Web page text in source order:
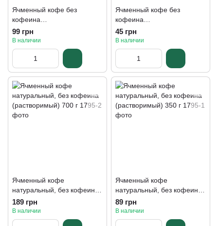
Ячменный кофе без
кофеина
(гранулированный)
STRONG 350 г
99 грн
В наличии
Ячменный кофе без
кофеина
(гранулированный)
STRONG 150 г
45 грн
В наличии
Ячменный кофе
натуральный, без кофеина
(растворимый) 700 г
189 грн
В наличии
Ячменный кофе
натуральный, без кофеина
(растворимый) 350 г
89 грн
В наличии